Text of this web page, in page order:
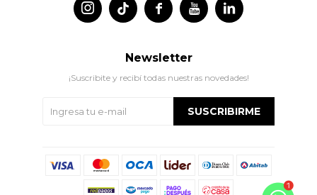
 
 
Newsletter
¡Suscribite y recibí todas nuestras novedades!
SUSCRIBIRME